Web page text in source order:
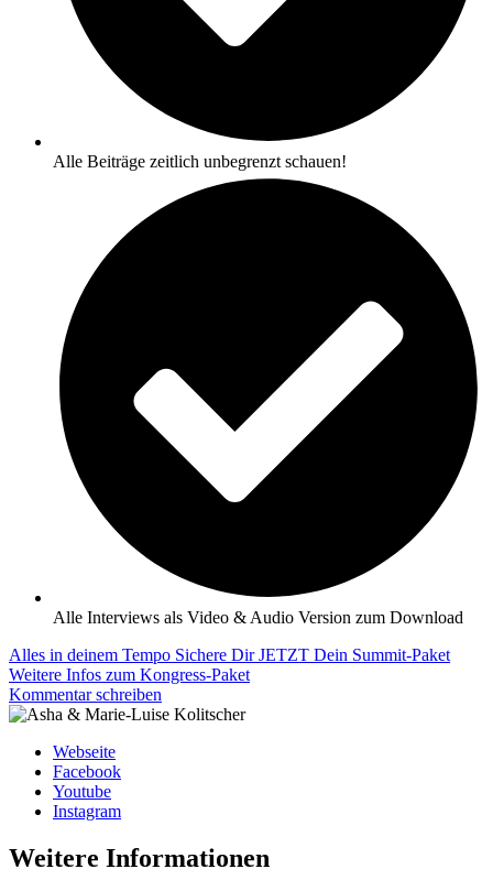
Alle Beiträge zeitlich unbegrenzt schauen!
Alle Interviews als Video & Audio Version zum Download
Alles in deinem Tempo Sichere Dir JETZT Dein Summit-Paket
Weitere Infos zum Kongress-Paket
Kommentar schreiben
Webseite
Facebook
Youtube
Instagram
Weitere Informationen